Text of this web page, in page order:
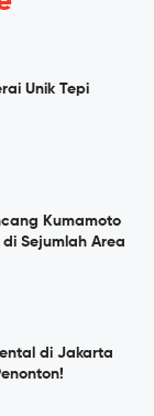
Unik Tepi
Kumamoto
Sejumlah Area
di Jakarta